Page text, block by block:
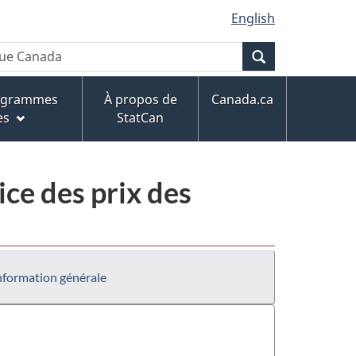
English
À propos de
StatCan
Canada.ca
des prix des
générale